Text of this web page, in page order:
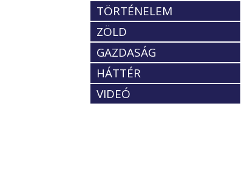
TÖRTÉNELEM
ZÖLD
GAZDASÁG
HÁTTÉR
VIDEÓ